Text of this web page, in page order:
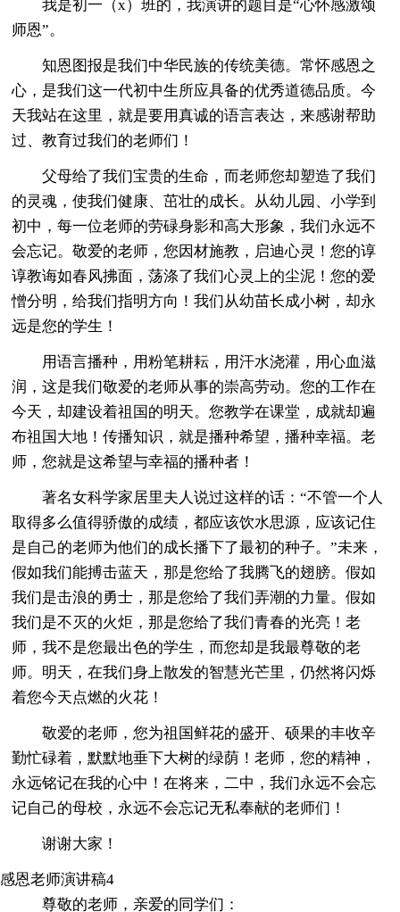
我是初一（x）班的，我演讲的题目是“心怀感激颂
师恩”。
知恩图报是我们中华民族的传统美德。常怀感恩之
心，是我们这一代初中生所应具备的优秀道德品质。今
天我站在这里，就是要用真诚的语言表达，来感谢帮助
过、教育过我们的老师们！
父母给了我们宝贵的生命，而老师您却塑造了我们
的灵魂，使我们健康、茁壮的成长。从幼儿园、小学到
初中，每一位老师的劳碌身影和高大形象，我们永远不
会忘记。敬爱的老师，您因材施教，启迪心灵！您的谆
谆教诲如春风拂面，荡涤了我们心灵上的尘泥！您的爱
憎分明，给我们指明方向！我们从幼苗长成小树，却永
远是您的学生！
用语言播种，用粉笔耕耘，用汗水浇灌，用心血滋
润，这是我们敬爱的老师从事的崇高劳动。您的工作在
今天，却建设着祖国的明天。您教学在课堂，成就却遍
布祖国大地！传播知识，就是播种希望，播种幸福。老
师，您就是这希望与幸福的播种者！
著名女科学家居里夫人说过这样的话：“不管一个人
取得多么值得骄傲的成绩，都应该饮水思源，应该记住
是自己的老师为他们的成长播下了最初的种子。”未来，
假如我们能搏击蓝天，那是您给了我腾飞的翅膀。假如
我们是击浪的勇士，那是您给了我们弄潮的力量。假如
我们是不灭的火炬，那是您给了我们青春的光亮！老
师，我不是您最出色的学生，而您却是我最尊敬的老
师。明天，在我们身上散发的智慧光芒里，仍然将闪烁
着您今天点燃的火花！
敬爱的老师，您为祖国鲜花的盛开、硕果的丰收辛
勤忙碌着，默默地垂下大树的绿荫！老师，您的精神，
永远铭记在我的心中！在将来，二中，我们永远不会忘
记自己的母校，永远不会忘记无私奉献的老师们！
谢谢大家！
感恩老师演讲稿4
尊敬的老师，亲爱的同学们：